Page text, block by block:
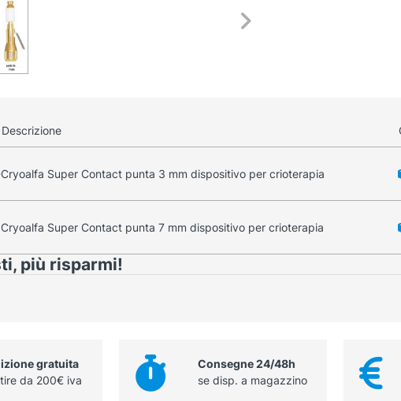
Descrizione
Cryoalfa Super Contact punta 3 mm dispositivo per crioterapia
Cryoalfa Super Contact punta 7 mm dispositivo per crioterapia
più risparmi!
gratuita
da 200€ iva
Consegne 24/48h
se disp. a magazzino